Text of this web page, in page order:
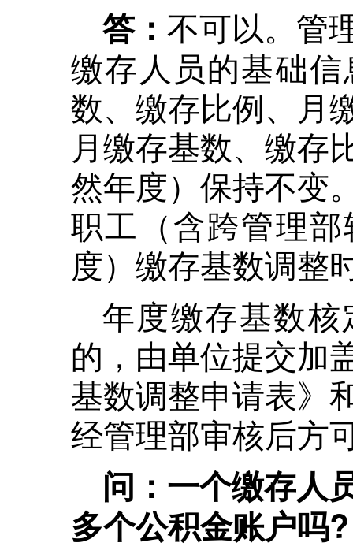
答：不可以。管
缴存人员的基础
数、缴存比例、月
月缴存基数、缴存
然年度）保持不变
职工（含跨管理
度）缴存基数调整
年度缴存基数
的，由单位提交加
基数调整申请表》
经管理部审核后方
问：一个缴存人
多个公积金账户吗?